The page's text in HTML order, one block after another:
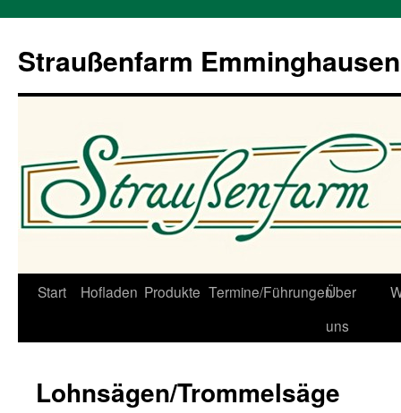
Straußenfarm Emminghausen
Zum
Start Hofladen Produkte Termine/FührungenÜber
uns
Lohnsägen/Trommelsäge